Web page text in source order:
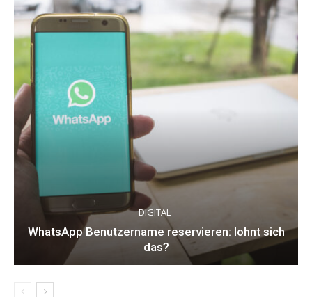
DIGITAL
WhatsApp Benutzername reservieren: lohnt sich
das?